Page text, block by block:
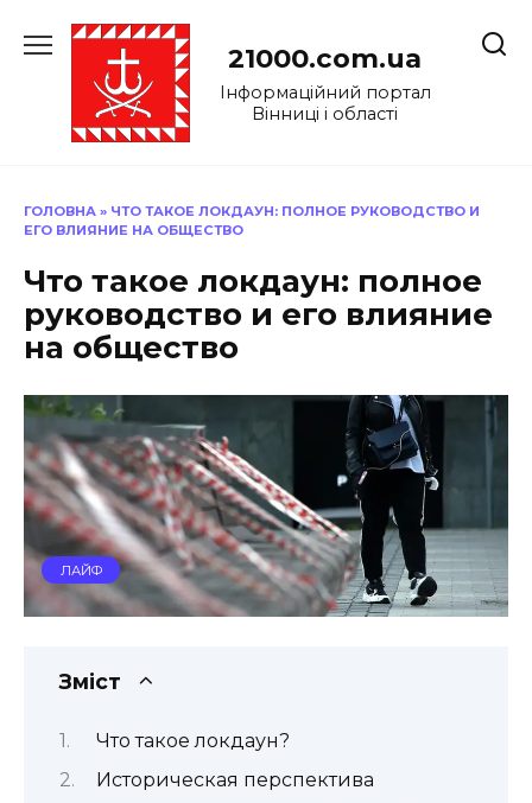
до
21000.com.ua
Інформаційний портал
Вінниці і області
ГОЛОВНА » ЧТО ТАКОЕ ЛОКДАУН: ПОЛНОЕ РУКОВОДСТВО И
ЕГО ВЛИЯНИЕ НА ОБЩЕСТВО
Что такое локдаун: полное
руководство и его влияние
на общество
ЛАЙФ
Зміст
Что такое локдаун?
Историческая перспектива